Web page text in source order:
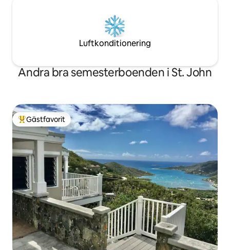
Luftkonditionering
Andra bra semesterboenden i St. John
Populär gästfavorit
Gästfavorit